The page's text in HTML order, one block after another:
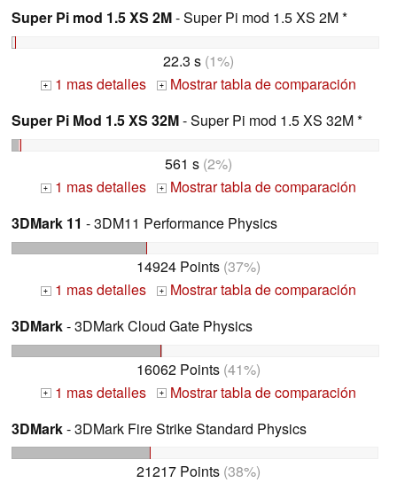
Super Pi mod 1.5 XS 2M- Super Pi mod 1.5 XS 2M *
22.3 s (1%)
+ 1 mas detalles +
Mostrar tabla de comparación
Super Pi Mod 1.5 XS 32M- Super Pi mod 1.5 XS 32M *
561 s (2%)
+ 1 mas detalles +
Mostrar tabla de comparación
3DMark 11 - 3DM11 Performance Physics
14924 Points (37%)
+ 1 mas detalles +
Mostrar tabla de comparación
3DMark- 3DMark Cloud Gate Physics
16062 Points (41%)
+ 1 mas detalles +
Mostrar tabla de comparación
3DMark- 3DMark Fire Strike Standard Physics
21217 Points (38%)